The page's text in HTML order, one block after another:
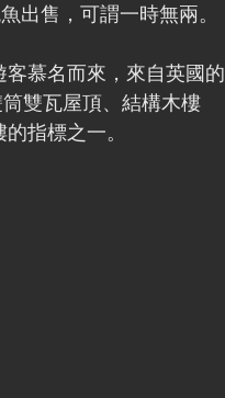
出售，可謂一時無兩。
慕名而來，來自英國的
雙瓦屋頂、結構木樓
指標之一。